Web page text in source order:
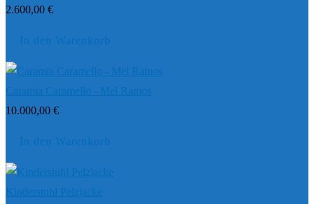
2.600,00 €
In den Warenkorb
Caramia Caramello - Mel Ramos
10.000,00 €
In den Warenkorb
Kinderstuhl Pelzjacke